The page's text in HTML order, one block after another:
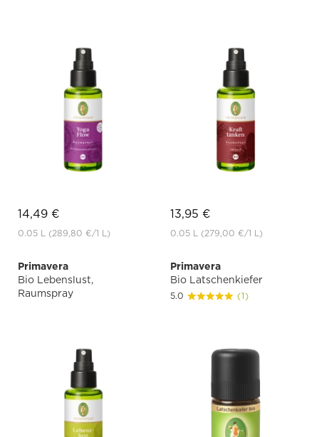
14,49 €
0.05 L (289,80 €/1 L)
13,95 €
0.05 L (279,00 €/1 L)
Primavera
Bio Lebenslust,
Raumspray
Primavera
Bio Latschenkiefer
5.0 (1)